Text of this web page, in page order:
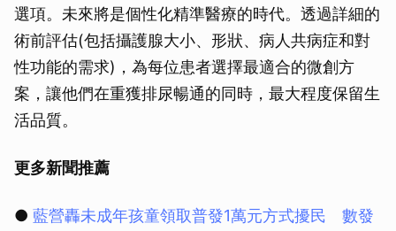
選項。未來將是個性化精準醫療的時代。透過詳細的
術前評估(包括攝護腺大小、形狀、病人共病症和對
性功能的需求)，為每位患者選擇最適合的微創方
案，讓他們在重獲排尿暢通的同時，最大程度保留生
活品質。
更多新聞推薦
● 藍營轟未成年孩童領取普發1萬元方式擾民 數發